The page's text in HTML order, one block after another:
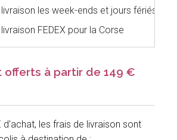
les week-ends et jours fériés
FEDEX pour la Corse
offerts à partir de 149
d'achat, les frais de livraison sont